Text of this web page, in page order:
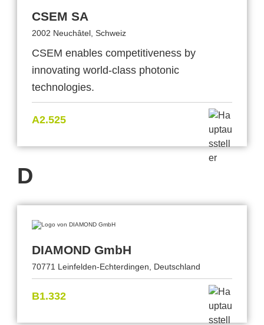
CSEM SA
2002 Neuchâtel, Schweiz
CSEM enables competitiveness by
innovating world-class photonic
technologies.
A2.525
D
DIAMOND GmbH
70771 Leinfelden-Echterdingen, Deutschland
B1.332